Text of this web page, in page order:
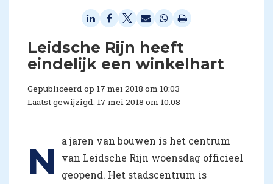
Leidsche Rijn heeft
eindelijk een winkelhart
Gepubliceerd op 17 mei 2018 om 10:03
Laatst gewijzigd: 17 mei 2018 om 10:08
N
a jaren van bouwen is het centrum
van Leidsche Rijn woensdag officieel
geopend. Het stadscentrum is